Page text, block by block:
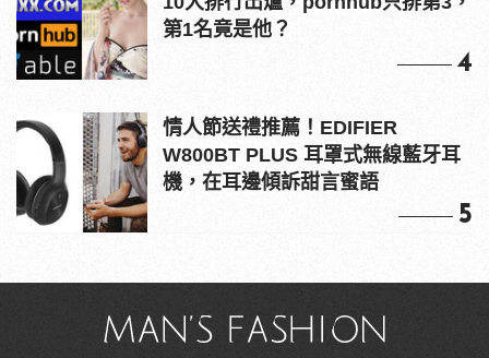
第1名竟是他？
4
情人節送禮推薦！EDIFIER
W800BT PLUS 耳罩式無線藍牙耳
機，在耳邊傾訴甜言蜜語
5